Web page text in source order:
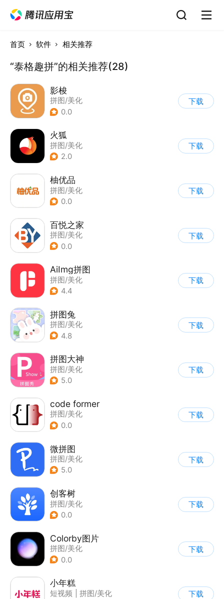
首页 软件 相关推荐
“泰格趣拼”的相关推荐(28)
影梭
拼图/美化
0.0
下载
火狐
拼图/美化
2.0
下载
柚优品
拼图/美化
0.0
下载
百悦之家
拼图/美化
0.0
下载
AiImg拼图
拼图/美化
4.4
下载
拼图兔
拼图/美化
4.8
下载
拼图大神
拼图/美化
5.0
下载
code former
拼图/美化
0.0
下载
微拼图
拼图/美化
5.0
下载
创客树
拼图/美化
0.0
下载
Colorby图片
拼图/美化
0.0
下载
小年糕
短视频
拼图/美化
下载